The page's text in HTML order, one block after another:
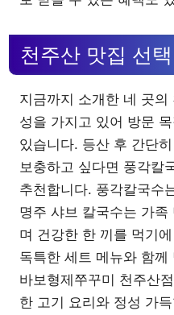
천주산 맛집 선
지금까지 소개한 네 곳
성을 가지고 있어 방문
있습니다. 등산 후 간단
보충하고 싶다면 풍각칼
추천합니다. 풍각칼국수
명주 샤브 칼국수는 가
며 건강한 한 끼를 먹기
독특한 세트 메뉴와 함
바보형제쭈꾸미 천주산
한 고기 요리와 정성 가